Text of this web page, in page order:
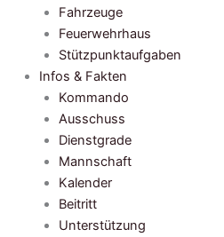
Fahrzeuge
Feuerwehrhaus
Stützpunktaufgaben
Infos & Fakten
Kommando
Ausschuss
Dienstgrade
Mannschaft
Kalender
Beitritt
Unterstützung